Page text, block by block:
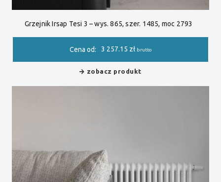
Grzejnik Irsap Tesi 3 – wys. 865, szer. 1485, moc 2793
Cena od: 3 257.15 zł brutto
zobacz produkt